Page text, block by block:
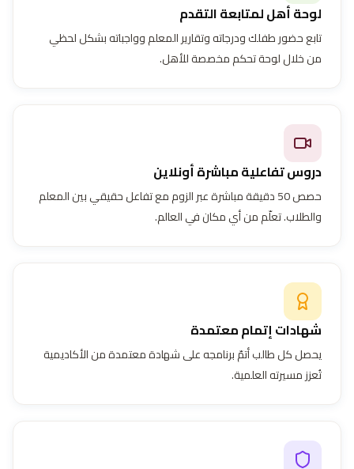
لوحة أهل لمتابعة التقدم
تابع حضور طفلك ودرجاته وتقارير المعلم وواجباته بشكل لحظي
من خلال لوحة تحكم مخصصة للأهل.
دروس تفاعلية مباشرة أونلاين
حصص 50 دقيقة مباشرة عبر الزوم مع تفاعل حقيقي بين المعلم
والطلاب. تعلّم من أي مكان في العالم.
شهادات إتمام معتمدة
يحصل كل طالب أتمّ برنامجه على شهادة معتمدة من الأكاديمية
تُعزز مسيرته العلمية.